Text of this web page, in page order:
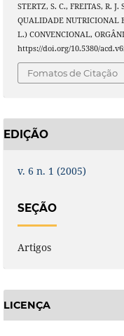
STERTZ, S. C., FREITAS, R.
QUALIDADE NUTRICIONAL
L.) CONVENCIONAL,
https://doi.org/10.5380/
Fomatos de Citação
EDIÇÃO
v. 6 n. 1 (2005)
SEÇÃO
Artigos
LICENÇA